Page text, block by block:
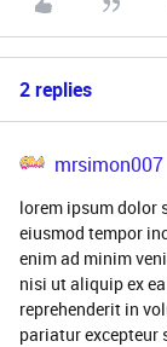
2 replies
mrsimon007
lorem ipsum dolor
eiusmod tempor
enim ad minim
nisi ut aliquip ex
reprehenderit in
pariatur excepteur